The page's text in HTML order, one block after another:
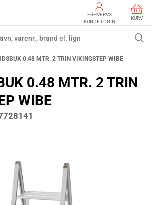
ERHVERVS
KUNDE LOGIN
KURV
0.48 MTR. 2 TRIN VIKINGSTEP WIBE
0.48 MTR. 2 TRIN
WIBE